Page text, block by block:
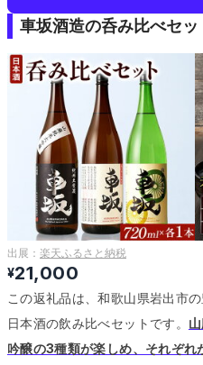
車坂酒造の呑み比べセッ
出展： 楽天ふるさと納税
¥21,000
この返礼品は、和歌山県岩出市
日本酒の飲み比べセットです。
吟醸の3種類が楽しめ、それぞ